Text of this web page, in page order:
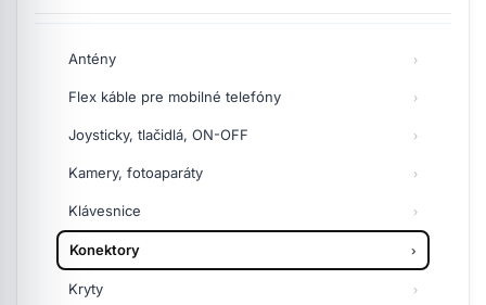
Antény
Flex káble pre mobilné telefóny
Joysticky, tlačidlá, ON-OFF
Kamery, fotoaparáty
Klávesnice
Konektory
Kryty